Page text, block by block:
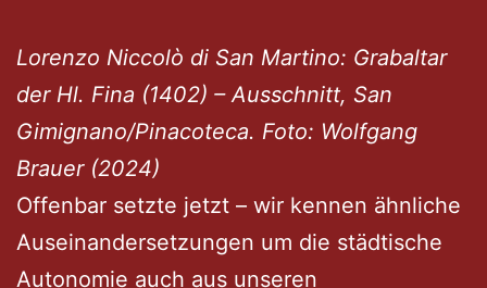
Lorenzo Niccolò di San Martino: Grabaltar
der Hl. Fina (1402) – Ausschnitt, San
Gimignano/Pinacoteca. Foto: Wolfgang
Brauer (2024)
Offenbar setzte jetzt – wir kennen ähnliche
Auseinandersetzungen um die städtische
Autonomie auch aus unseren